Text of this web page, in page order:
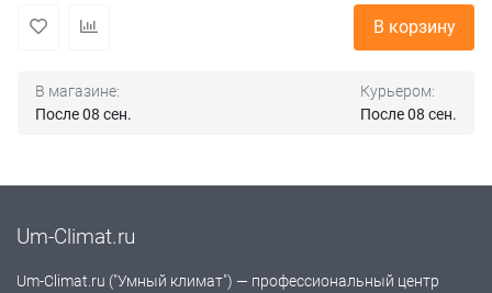
В корзину
В магазине:
После 08 сен.
Курьером:
После 08 сен.
Um-Climat.ru
Um-Climat.ru ("Умный климат") — профессиональный центр